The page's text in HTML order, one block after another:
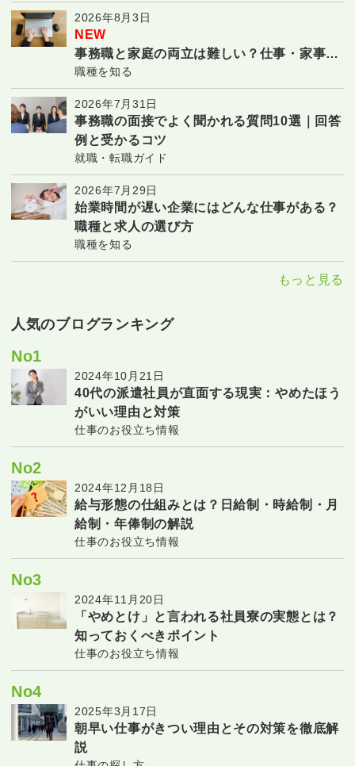
2026年8月3日
NEW
事務職と家庭の両立は難しい？仕事・家事・
子育てを続ける7つのコツ
職種を知る
2026年7月31日
事務職の面接でよく聞かれる質問10選｜回答
例と受かるコツ
就職・転職ガイド
2026年7月29日
始業時間が遅い企業にはどんな仕事がある？
職種と求人の選び方
職種を知る
もっと見る
人気のブログランキング
No1
2024年10月21日
40代の派遣社員が直面する現実：やめたほう
がいい理由と対策
仕事のお役立ち情報
No2
2024年12月18日
給与形態の仕組みとは？日給制・時給制・月
給制・年俸制の解説
仕事のお役立ち情報
No3
2024年11月20日
「やめとけ」と言われる社員寮の実態とは？
知っておくべきポイント
仕事のお役立ち情報
No4
2025年3月17日
朝早い仕事がきつい理由とその対策を徹底解
説